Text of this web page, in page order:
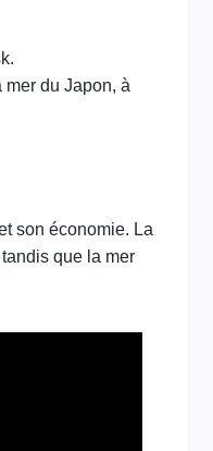
du Japon, à
son économie. La
que la mer